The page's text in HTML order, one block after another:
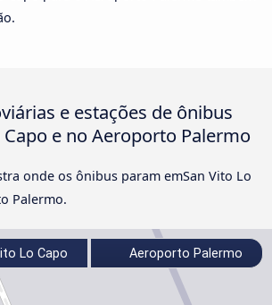
e estações de ônibus
e no Aeroporto Palermo
onde os ônibus param emSan Vito Lo
Palermo.
Lo Capo Aeroporto Palermo